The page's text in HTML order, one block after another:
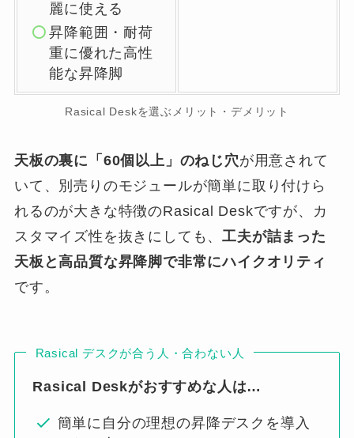
麗に使える
昇降範囲・耐荷
重に優れた高性
能な昇降脚
Rasical Deskを選ぶメリット・デメリット
天板の裏に「60個以上」のねじ穴が用意されて
いて、別売りのモジュールが簡単に取り付けら
れるのが大きな特徴のRasical Deskですが、カ
スタマイズ性を抜きにしても、工夫が詰まった
天板と高品質な昇降脚で非常にハイクオリティ
です。
Rasical デスクが合う人・合わない人
Rasical Deskがおすすめな人は…
簡単に自分の理想の昇降デスクを導入